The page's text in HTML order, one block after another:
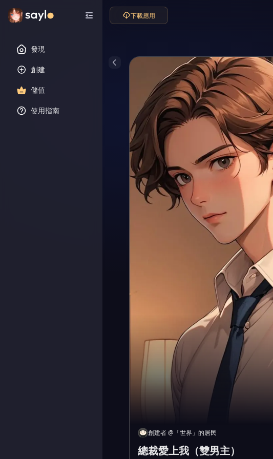
發現
創建
儲值
使用指南
下載應用
創建者@ 「世界」的居民
總裁愛上我（雙男主）